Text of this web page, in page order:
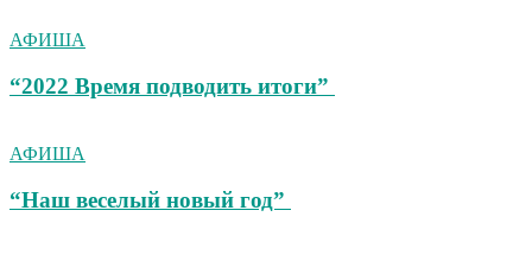
АФИША
“2022 Время подводить итоги”
АФИША
“Наш веселый новый год”